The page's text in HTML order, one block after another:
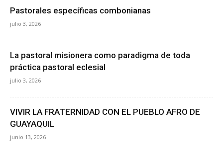
Pastorales específicas combonianas
julio 3, 2026
La pastoral misionera como paradigma de toda
práctica pastoral eclesial
julio 3, 2026
VIVIR LA FRATERNIDAD CON EL PUEBLO AFRO DE
GUAYAQUIL
junio 13, 2026